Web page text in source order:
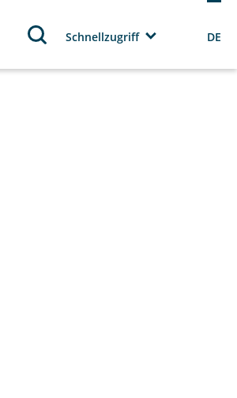
Schnellzugriff DE